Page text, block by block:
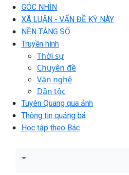
GÓC NHÌN
XÃ LUẬN - VẤN ĐỀ KỲ NÀY
NỀN TẢNG SỐ
Truyền hình
Thời sự
Chuyên đề
Văn nghệ
Dân tộc
Tuyên Quang qua ảnh
Thông tin quảng bá
Học tập theo Bác